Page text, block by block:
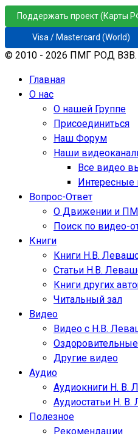
Поддержать проект (Карты
Visa / Mastercard (World)
© 2010 - 2026 ПМГ РОД ВЗВ.
Главная
О нас
О нашей Группе
Присоединиться
Наш Форум
Наши
Все видео
Интересные
Вопрос-Ответ
О Движении и
Поиск по видео-
Книги
Книги Н.В.
Статьи Н.В.
Книги других
Читальный зал
Видео
Видео с Н.В.
Другие видео
Аудио
Аудиокниги Н. В.
Аудиостатьи Н.
Полезное
Рекомендации